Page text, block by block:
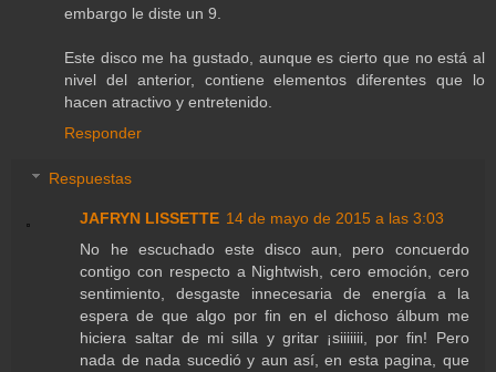
embargo le diste un 9.
Este disco me ha gustado, aunque es cierto que no está al
nivel del anterior, contiene elementos diferentes que lo
hacen atractivo y entretenido.
Responder
Respuestas
JAFRYN LISSETTE 14 de mayo de 2015 a las 3:03
No he escuchado este disco aun, pero concuerdo
contigo con respecto a Nightwish, cero emoción, cero
sentimiento, desgaste innecesaria de energía a la
espera de que algo por fin en el dichoso álbum me
hiciera saltar de mi silla y gritar ¡siiiiiii, por fin! Pero
nada de nada sucedió y aun así, en esta pagina, que